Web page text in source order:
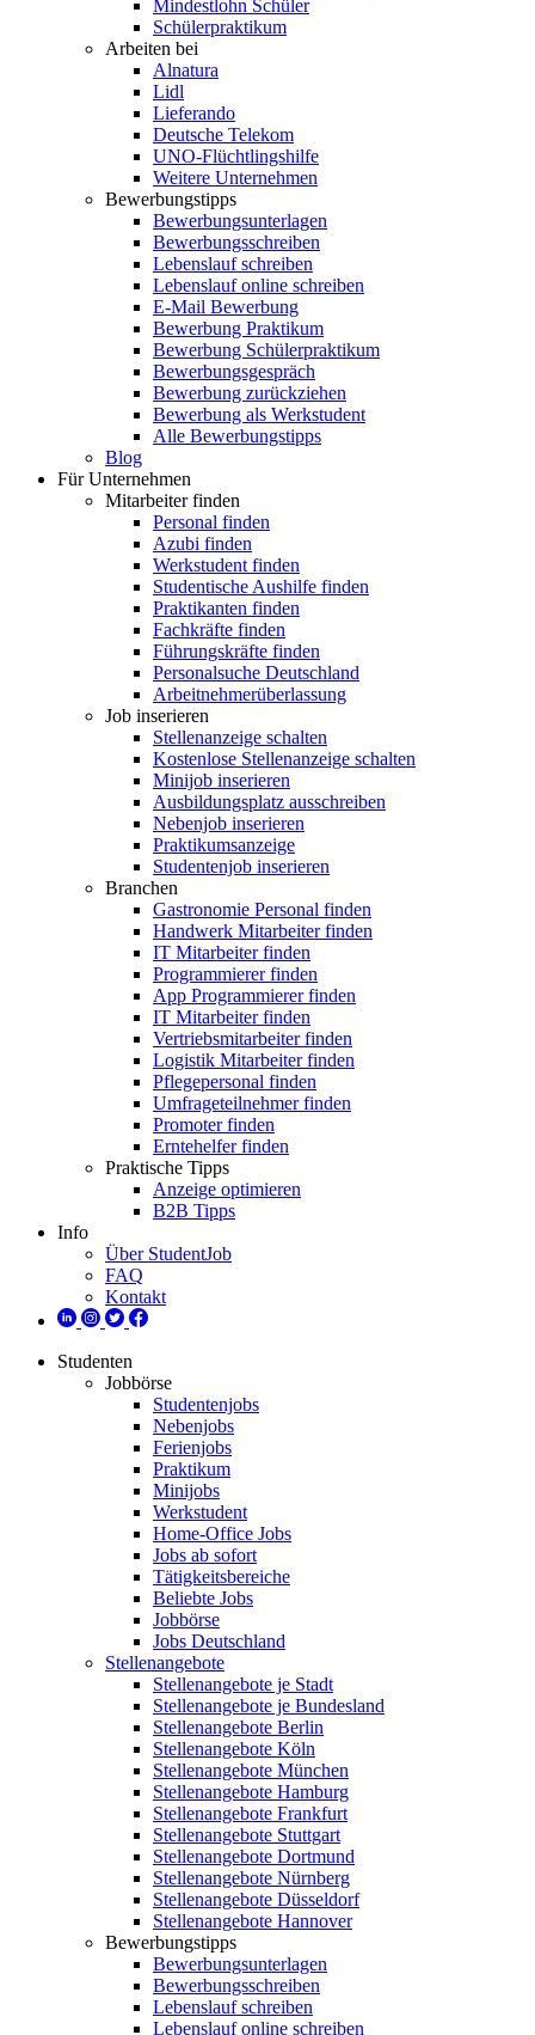
Mindestlohn Schüler
Schülerpraktikum
Arbeiten bei
Alnatura
Lidl
Lieferando
Deutsche Telekom
UNO-Flüchtlingshilfe
Weitere Unternehmen
Bewerbungstipps
Bewerbungsunterlagen
Bewerbungsschreiben
Lebenslauf schreiben
Lebenslauf online schreiben
E-Mail Bewerbung
Bewerbung Praktikum
Bewerbung Schülerpraktikum
Bewerbungsgespräch
Bewerbung zurückziehen
Bewerbung als Werkstudent
Alle Bewerbungstipps
Blog
Für Unternehmen
Mitarbeiter finden
Personal finden
Azubi finden
Werkstudent finden
Studentische Aushilfe finden
Praktikanten finden
Fachkräfte finden
Führungskräfte finden
Personalsuche Deutschland
Arbeitnehmerüberlassung
Job inserieren
Stellenanzeige schalten
Kostenlose Stellenanzeige schalten
Minijob inserieren
Ausbildungsplatz ausschreiben
Nebenjob inserieren
Praktikumsanzeige
Studentenjob inserieren
Branchen
Gastronomie Personal finden
Handwerk Mitarbeiter finden
IT Mitarbeiter finden
Programmierer finden
App Programmierer finden
IT Mitarbeiter finden
Vertriebsmitarbeiter finden
Logistik Mitarbeiter finden
Pflegepersonal finden
Umfrageteilnehmer finden
Promoter finden
Erntehelfer finden
Praktische Tipps
Anzeige optimieren
B2B Tipps
Info
Über StudentJob
FAQ
Kontakt
Studenten
Jobbörse
Studentenjobs
Nebenjobs
Ferienjobs
Praktikum
Minijobs
Werkstudent
Home-Office Jobs
Jobs ab sofort
Tätigkeitsbereiche
Beliebte Jobs
Jobbörse
Jobs Deutschland
Stellenangebote
Stellenangebote je Stadt
Stellenangebote je Bundesland
Stellenangebote Berlin
Stellenangebote Köln
Stellenangebote München
Stellenangebote Hamburg
Stellenangebote Frankfurt
Stellenangebote Stuttgart
Stellenangebote Dortmund
Stellenangebote Nürnberg
Stellenangebote Düsseldorf
Stellenangebote Hannover
Bewerbungstipps
Bewerbungsunterlagen
Bewerbungsschreiben
Lebenslauf schreiben
Lebenslauf online schreiben